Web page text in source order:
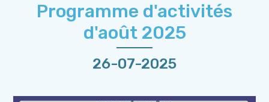
Programme d'activités
d'août 2025
26-07-2025